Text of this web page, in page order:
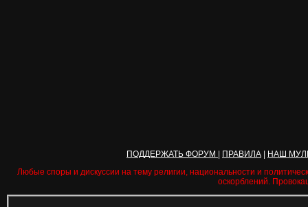
ПОДДЕРЖАТЬ ФОРУМ ПРАВИЛА
НАШ
Любые споры и дискуссии на тему религии, национальности и
оскорблений.